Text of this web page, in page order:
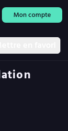
Mon compte